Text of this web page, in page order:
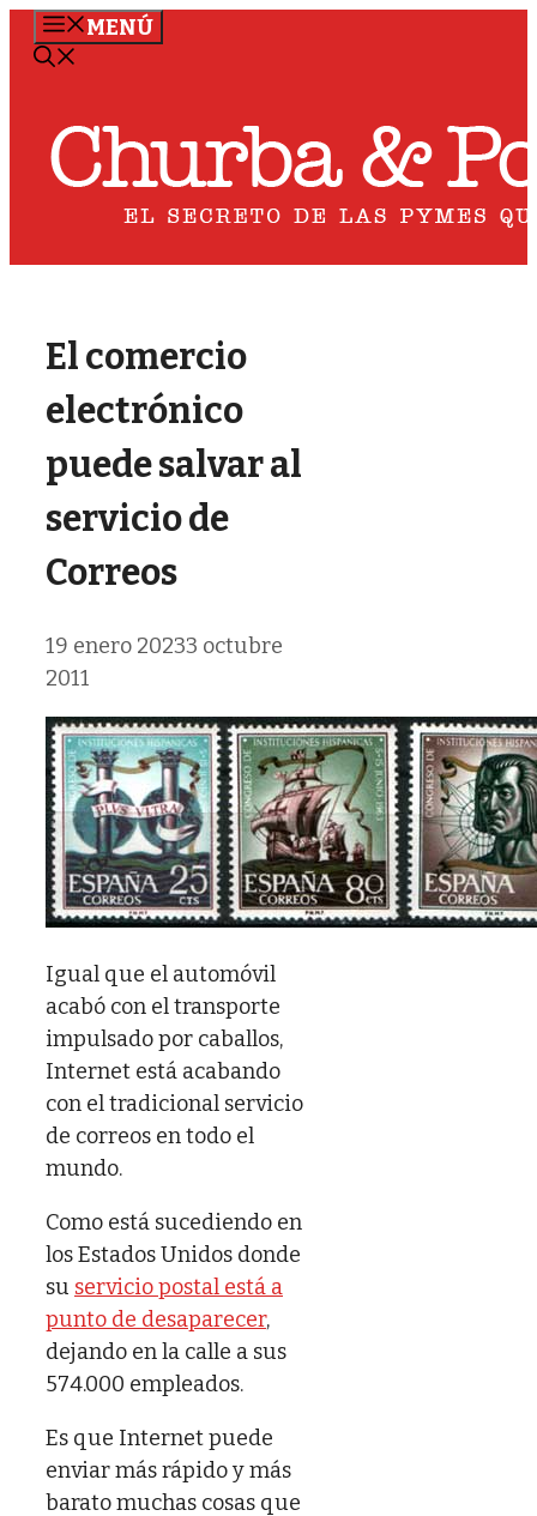
Saltar
MENÚ
El comercio
electrónico
puede salvar al
servicio de
Correos
19 enero 20233 octubre
2011
Igual que el automóvil
acabó con el transporte
impulsado por caballos,
Internet está acabando
con el tradicional servicio
de correos en todo el
mundo.
Como está sucediendo en
los Estados Unidos donde
su servicio postal está a
punto de desaparecer,
dejando en la calle a sus
574.000 empleados.
Es que Internet puede
enviar más rápido y más
barato muchas cosas que